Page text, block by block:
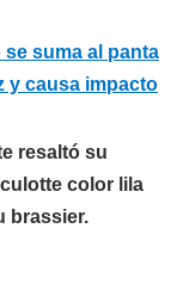
suma al panta
y causa impacto
resaltó su
color lila
brassier.